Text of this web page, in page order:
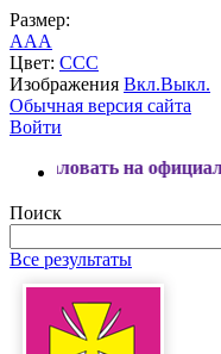
Размер:
AAA
Цвет: CCC
Изображения Вкл.Выкл.
Обычная версия сайта
Войти
на официальный сайт
Поиск
Все результаты